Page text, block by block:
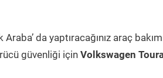
da yaptıracağınız araç
güvenliği için Volkswagen